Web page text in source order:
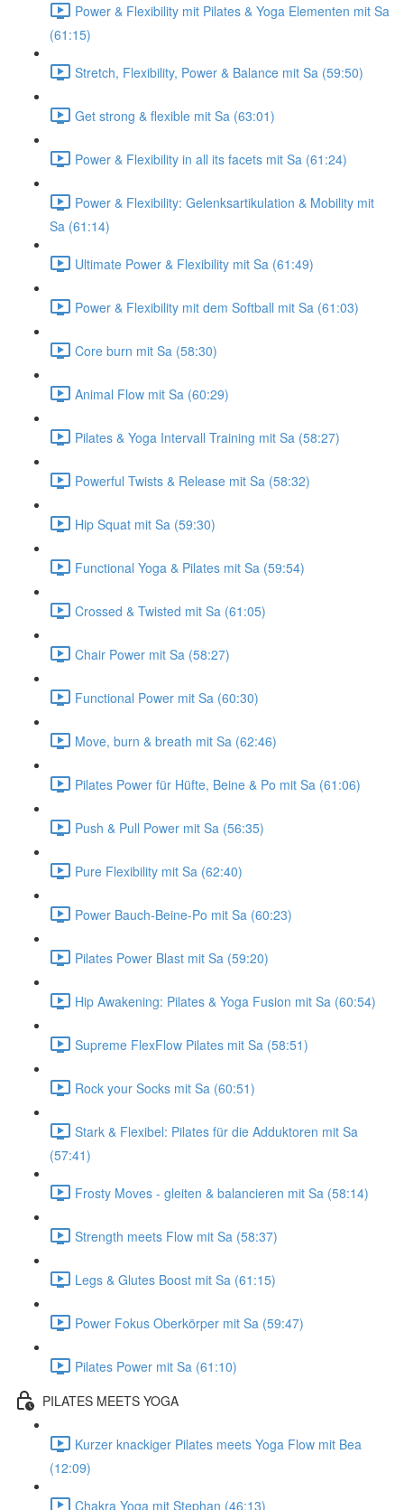
Power & Flexibility mit Pilates & Yoga Elementen mit Sa
(61:15)
Stretch, Flexibility, Power & Balance mit Sa (59:50)
Get strong & flexible mit Sa (63:01)
Power & Flexibility in all its facets mit Sa (61:24)
Power & Flexibility: Gelenksartikulation & Mobility mit
Sa (61:14)
Ultimate Power & Flexibility mit Sa (61:49)
Power & Flexibility mit dem Softball mit Sa (61:03)
Core burn mit Sa (58:30)
Animal Flow mit Sa (60:29)
Pilates & Yoga Intervall Training mit Sa (58:27)
Powerful Twists & Release mit Sa (58:32)
Hip Squat mit Sa (59:30)
Functional Yoga & Pilates mit Sa (59:54)
Crossed & Twisted mit Sa (61:05)
Chair Power mit Sa (58:27)
Functional Power mit Sa (60:30)
Move, burn & breath mit Sa (62:46)
Pilates Power für Hüfte, Beine & Po mit Sa (61:06)
Push & Pull Power mit Sa (56:35)
Pure Flexibility mit Sa (62:40)
Power Bauch-Beine-Po mit Sa (60:23)
Pilates Power Blast mit Sa (59:20)
Hip Awakening: Pilates & Yoga Fusion mit Sa (60:54)
Supreme FlexFlow Pilates mit Sa (58:51)
Rock your Socks mit Sa (60:51)
Stark & Flexibel: Pilates für die Adduktoren mit Sa
(57:41)
Frosty Moves - gleiten & balancieren mit Sa (58:14)
Strength meets Flow mit Sa (58:37)
Legs & Glutes Boost mit Sa (61:15)
Power Fokus Oberkörper mit Sa (59:47)
Pilates Power mit Sa (61:10)
PILATES MEETS YOGA
Kurzer knackiger Pilates meets Yoga Flow mit Bea
(12:09)
Chakra Yoga mit Stephan (46:13)